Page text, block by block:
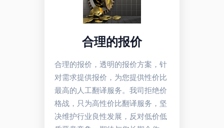
合理的报价
合理的报价，透明的报价方案，针
对需求提供报价，为您提供性价比
最高的人工翻译服务。我司拒绝价
格战，只为高性价比翻译服务，坚
决维护行业良性发展，反对低价低